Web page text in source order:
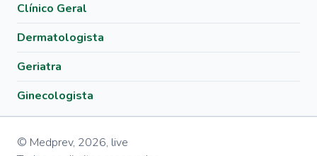
Clínico Geral
Dermatologista
Geriatra
Ginecologista
© Medprev, 2026, live